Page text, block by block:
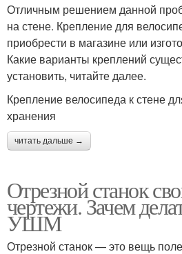
Отличным решением данной
на стене. Крепление для
приобрести в магазине или
Какие варианты креплений
установить, читайте далее.
Крепление велосипеда к стене
хранения
читать дальше →
Отрезной станок
чертежи. Зачем
УШМ
Отрезной станок — это вещь